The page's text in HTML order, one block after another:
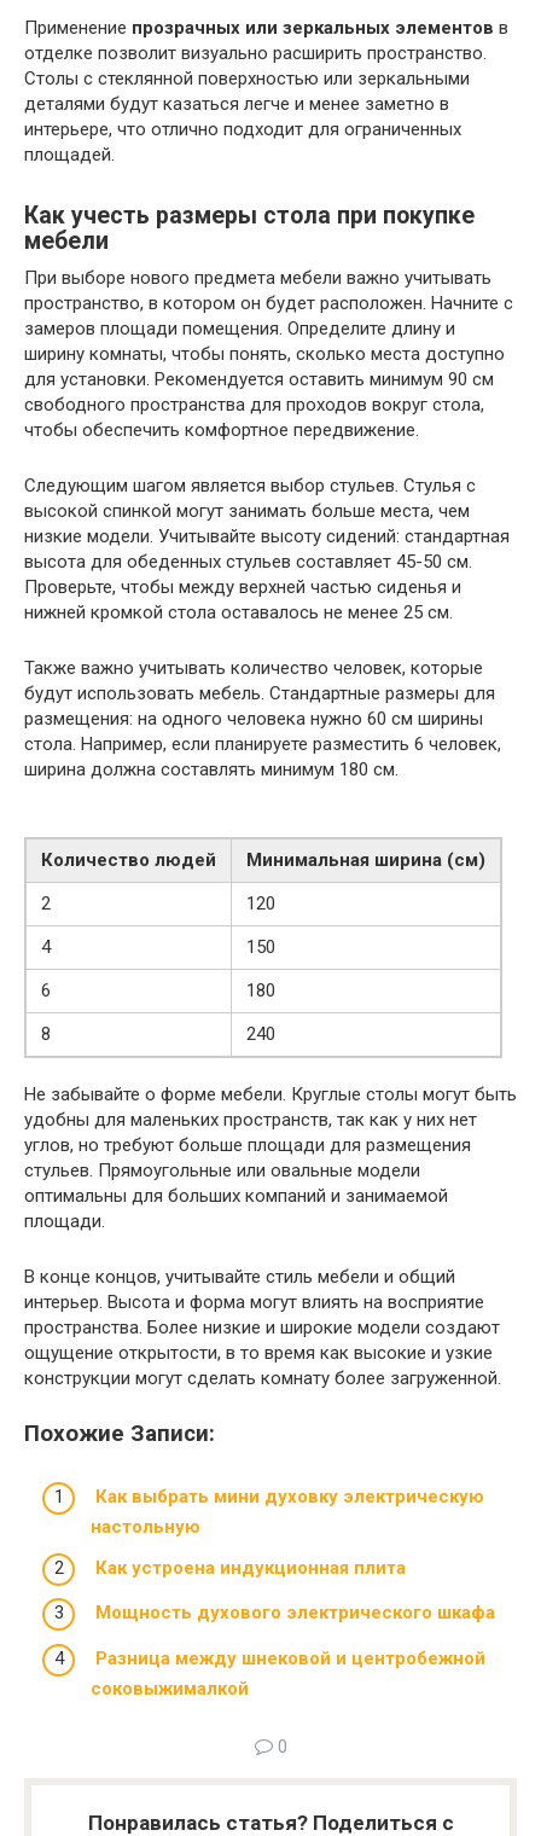
Применение прозрачных или зеркальных элементов в
отделке позволит визуально расширить пространство.
Столы с стеклянной поверхностью или зеркальными
деталями будут казаться легче и менее заметно в
интерьере, что отлично подходит для ограниченных
площадей.
Как учесть размеры стола при покупке
мебели
При выборе нового предмета мебели важно учитывать
пространство, в котором он будет расположен. Начните с
замеров площади помещения. Определите длину и
ширину комнаты, чтобы понять, сколько места доступно
для установки. Рекомендуется оставить минимум 90 см
свободного пространства для проходов вокруг стола,
чтобы обеспечить комфортное передвижение.
Следующим шагом является выбор стульев. Стулья с
высокой спинкой могут занимать больше места, чем
низкие модели. Учитывайте высоту сидений: стандартная
высота для обеденных стульев составляет 45-50 см.
Проверьте, чтобы между верхней частью сиденья и
нижней кромкой стола оставалось не менее 25 см.
Также важно учитывать количество человек, которые
будут использовать мебель. Стандартные размеры для
размещения: на одного человека нужно 60 см ширины
стола. Например, если планируете разместить 6 человек,
ширина должна составлять минимум 180 см.
Количество людей
Минимальная ширина (см)
2
120
4
150
6
180
8
240
Не забывайте о форме мебели. Круглые столы могут быть
удобны для маленьких пространств, так как у них нет
углов, но требуют больше площади для размещения
стульев. Прямоугольные или овальные модели
оптимальны для больших компаний и занимаемой
площади.
В конце концов, учитывайте стиль мебели и общий
интерьер. Высота и форма могут влиять на восприятие
пространства. Более низкие и широкие модели создают
ощущение открытости, в то время как высокие и узкие
конструкции могут сделать комнату более загруженной.
Похожие Записи:
Как выбрать мини духовку электрическую
настольную
Как устроена индукционная плита
Мощность духового электрического шкафа
Разница между шнековой и центробежной
соковыжималкой
0
Понравилась статья? Поделиться с